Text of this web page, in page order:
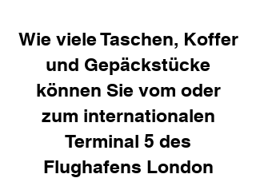
Wie viele Taschen, Koffer
und Gepäckstücke
können Sie vom oder
zum internationalen
Terminal 5 des
Flughafens London